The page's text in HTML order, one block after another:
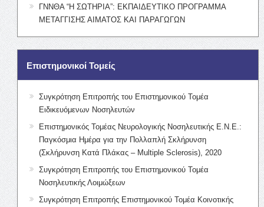
ΓΝΝΘΑ “Η ΣΩΤΗΡΙΑ”: ΕΚΠΑΙΔΕΥΤΙΚΟ ΠΡΟΓΡΑΜΜΑ
ΜΕΤΑΓΓΙΣΗΣ ΑΙΜΑΤΟΣ ΚΑΙ ΠΑΡΑΓΩΓΩΝ
Επιστημονικοί Τομείς
Συγκρότηση Επιτροπής του Επιστημονικού Τομέα
Ειδικευόμενων Νοσηλευτών
Επιστημονικός Τομέας Νευρολογικής Νοσηλευτικής Ε.Ν.Ε.:
Παγκόσμια Ημέρα για την Πολλαπλή Σκλήρυνση
(Σκλήρυνση Κατά Πλάκας – Multiple Sclerosis), 2020
Συγκρότηση Επιτροπής του Επιστημονικού Τομέα
Νοσηλευτικής Λοιμώξεων
Συγκρότηση Επιτροπής Επιστημονικού Τομέα Κοινοτικής